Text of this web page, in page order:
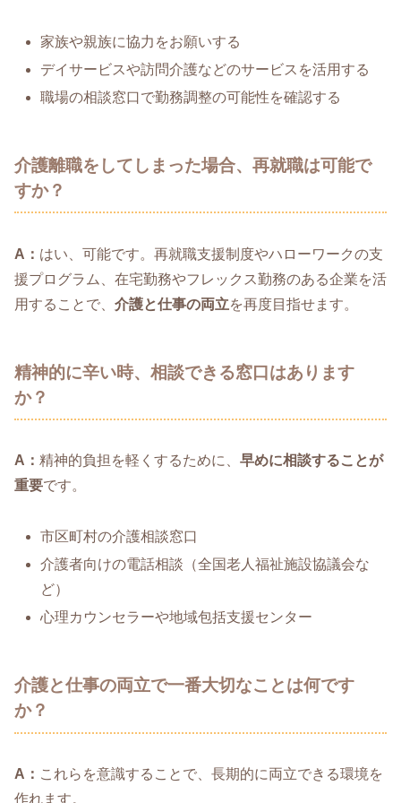
家族や親族に協力をお願いする
デイサービスや訪問介護などのサービスを活用する
職場の相談窓口で勤務調整の可能性を確認する
介護離職をしてしまった場合、再就職は可能で
すか？
A： はい、可能です。再就職支援制度やハローワークの支
援プログラム、在宅勤務やフレックス勤務のある企業を活
用することで、 介護と仕事の両立を再度目指せます。
精神的に辛い時、相談できる窓口はあります
か？
A： 精神的負担を軽くするために、 早めに相談することが
重要です。
市区町村の介護相談窓口
介護者向けの電話相談（全国老人福祉施設協議会な
ど）
心理カウンセラーや地域包括支援センター
介護と仕事の両立で一番大切なことは何です
か？
A： これらを意識することで、長期的に両立できる環境を
作れます。